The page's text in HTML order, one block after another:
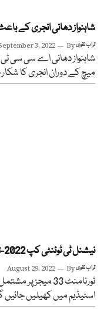
شاہنواز دھانی انجری کے
3, 2022 Byتراب نقوی
شاہنواز دھانی اے سی سی
میچ کے دوران انجری کا
نیشنل ٹی ٹوئنٹی کپ 2022-23 کا آغاز کل سے ہو گا
August 29, 2022 Byتراب نقوی
اسٹیڈیم میں کھیلیں